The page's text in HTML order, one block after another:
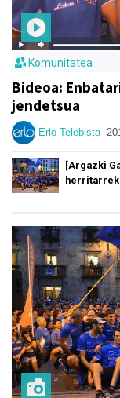
Komunitatea
Bideoa:
jendetsua
Erlo Telebista
[Argazki
herritarrek